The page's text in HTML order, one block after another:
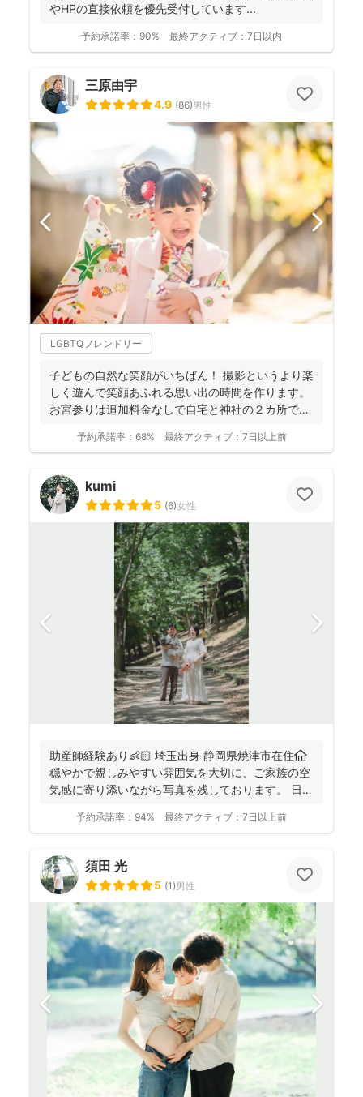
やHPの直接依頼を優先受付しています...
予約承諾率： 90% 最終アクティブ： 7日以内
三原由宇
4.9 (86)男性
LGBTQフレンドリー
子どもの自然な笑顔がいちばん！ 撮影というより楽
しく遊んで笑顔あふれる思い出の時間を作ります。
お宮参りは追加料金なしで自宅と神社の２カ所で撮
予約承諾率： 68% 最終アクティブ： 7日以上前
kumi
5 (6)女性
助産師経験あり👶🏻 埼玉出身 静岡県焼津市在住🏠
穏やかで親しみやすい雰囲気を大切に、ご家族の空
気感に寄り添いながら写真を残しております。 日
予約承諾率： 94% 最終アクティブ： 7日以上前
須田 光
5 (1)男性